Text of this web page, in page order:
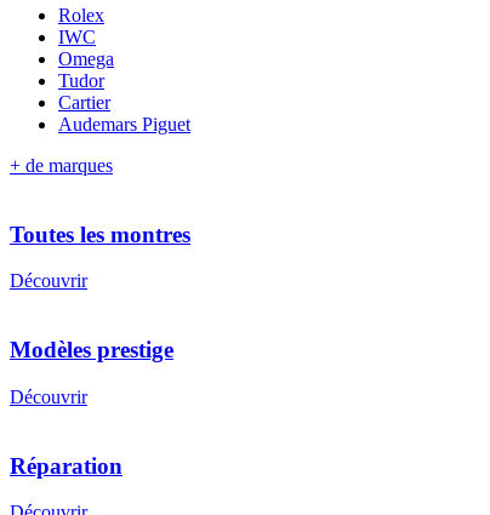
Rolex
IWC
Omega
Tudor
Cartier
Audemars Piguet
+ de marques
Toutes les montres
Découvrir
Modèles prestige
Découvrir
Réparation